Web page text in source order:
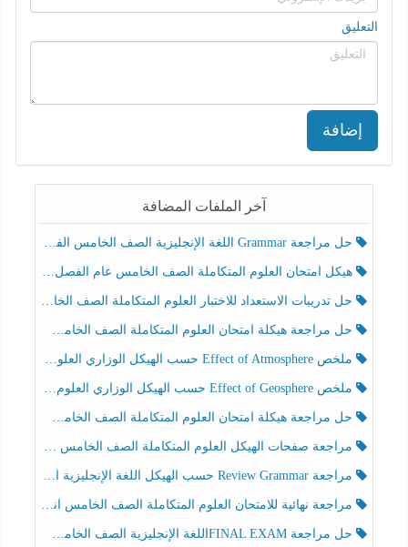
التعليق
إضافة
آخر الملفات المضافة
حل مراجعة Grammar اللغة الإنجليزية الصف الخامس الفصل الثالث
هيكل امتحان العلوم المتكاملة الصف الخامس عام الفصل الدراسي الثالث 2025-2026
حل تدريبات الاستعداد للاختبار العلوم المتكاملة الصف الخامس عام الفصل الثالث
حل مراجعة هيكلة امتحان العلوم المتكاملة الصف الخامس انسبير الفصل الثالث
ملخص Effect of Atmosphere حسب الهيكل الوزاري العلوم المتكاملة الصف الخامس انسبير الفصل الثالث
ملخص Effect of Geosphere حسب الهيكل الوزاري العلوم المتكاملة الصف الخامس انسبير الفصل الثالث
حل مراجعة هيكلة امتحان العلوم المتكاملة الصف الخامس عام الفصل الثالث
مراجعة صفحات الهيكل العلوم المتكاملة الصف الخامس انسبير الفصل الثالث
مراجعة Review Grammar حسب الهيكل اللغة الإنجليزية الصف الخامس الفصل الثالث
مراجعة نهائية للامتحان العلوم المتكاملة الصف الخامس انسبير الفصل الثالث
حل مراجعة FINAL EXAMاللغة الإنجليزية الصف الخامس الفصل الثالث